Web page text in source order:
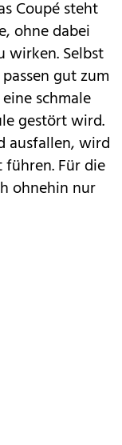
Coupé steht
ohne dabei
wirken. Selbst
gut zum
schmale
gestört wird.
ausfallen, wird
führen. Für die
ohnehin nur